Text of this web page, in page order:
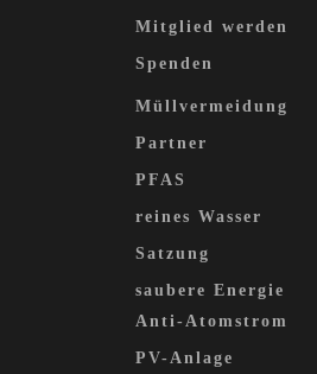
Mitglied werden
Spenden
Müllvermeidung
Partner
PFAS
reines Wasser
Satzung
saubere Energie
Anti-Atomstrom
PV-Anlage